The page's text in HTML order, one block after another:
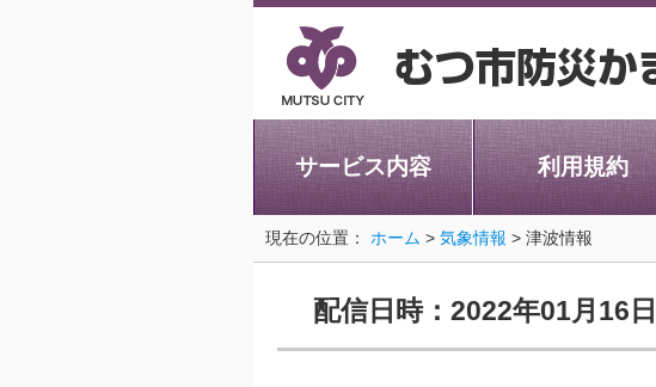
サービス内容 利用規約
現在の位置： ホーム > 気象情報 > 津波情報
配信日時：2022年01月16